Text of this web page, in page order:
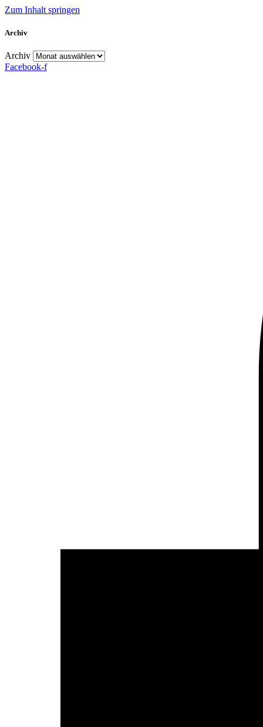
Zum Inhalt springen
Archiv
Archiv
Facebook-f